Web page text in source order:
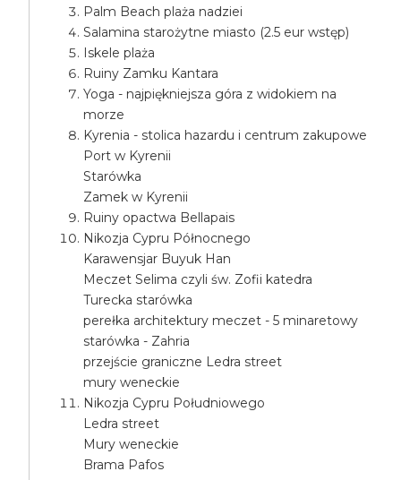
Palm Beach plaża nadziei
Salamina starożytne miasto (2.5 eur wstęp)
Iskele plaża
Ruiny Zamku Kantara
Yoga - najpiękniejsza góra z widokiem na
morze
Kyrenia - stolica hazardu i centrum zakupowe
Port w Kyrenii
Starówka
Zamek w Kyrenii
Ruiny opactwa Bellapais
Nikozja Cypru Północnego
Karawensjar Buyuk Han
Meczet Selima czyli św. Zofii katedra
Turecka starówka
perełka architektury meczet - 5 minaretowy
starówka - Zahria
przejście graniczne Ledra street
mury weneckie
Nikozja Cypru Południowego
Ledra street
Mury weneckie
Brama Pafos